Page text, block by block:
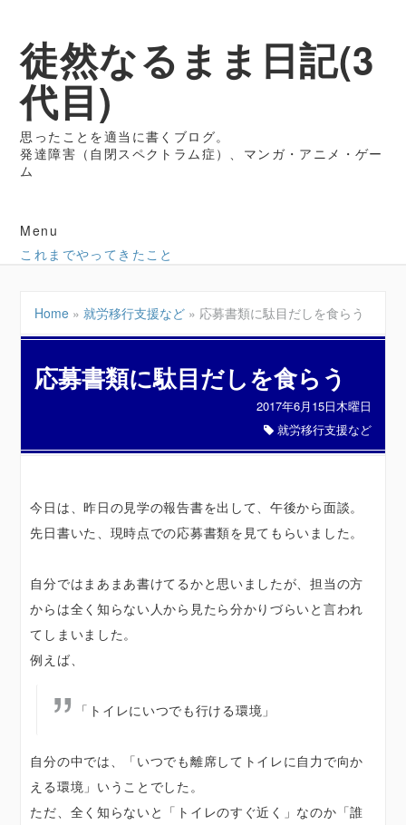
徒然なるまま日記(3
代目)
思ったことを適当に書くブログ。
発達障害（自閉スペクトラム症）、マンガ・アニメ・ゲー
ム
Menu
これまでやってきたこと
Home »就労移行支援など » 応募書類に駄目だしを食らう
応募書類に駄目だしを食らう
2017年6月15日木曜日
就労移行支援など
今日は、昨日の見学の報告書を出して、午後から面談。
先日書いた、現時点での応募書類を見てもらいました。
自分ではまあまあ書けてるかと思いましたが、担当の方
からは全く知らない人から見たら分かりづらいと言われ
てしまいました。
例えば、
「トイレにいつでも行ける環境」
自分の中では、「いつでも離席してトイレに自力で向か
える環境」いうことでした。
ただ、全く知らないと「トイレのすぐ近く」なのか「誰